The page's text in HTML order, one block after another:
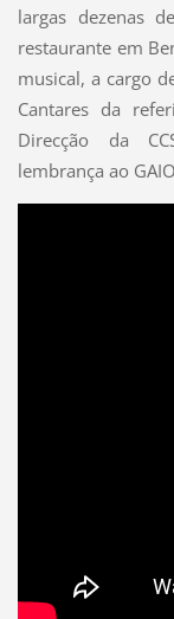
largas dezenas
restaurante em
musical, a cargo
Cantares da
Direcção da
lembrança ao